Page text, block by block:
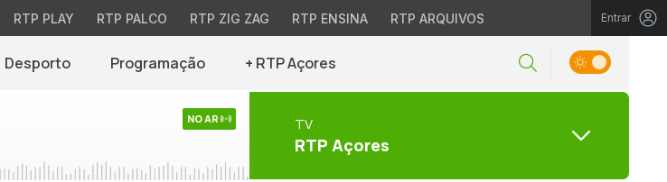
RTP PLAY RTP PALCO RTP ZIG ZAG RTP ENSINA RTP ARQUIVOS Entrar
Desporto Programação + RTP Açores
NO AR TV
RTP Açores